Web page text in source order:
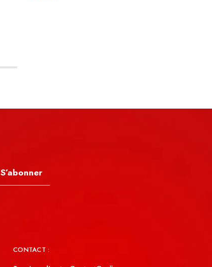
S’abonner
CONTACT :